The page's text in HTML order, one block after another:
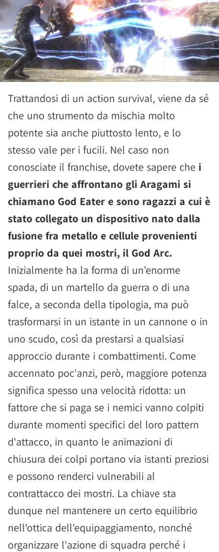
Trattandosi di un action survival, viene da sé
che uno strumento da mischia molto
potente sia anche piuttosto lento, e lo
stesso vale per i fucili. Nel caso non
conosciate il franchise, dovete sapere che i
guerrieri che affrontano gli Aragami si
chiamano God Eater e sono ragazzi a cui è
stato collegato un dispositivo nato dalla
fusione fra metallo e cellule provenienti
proprio da quei mostri, il God Arc.
Inizialmente ha la forma di un'enorme
spada, di un martello da guerra o di una
falce, a seconda della tipologia, ma può
trasformarsi in un istante in un cannone o in
uno scudo, così da prestarsi a qualsiasi
approccio durante i combattimenti. Come
accennato poc'anzi, però, maggiore potenza
significa spesso una velocità ridotta: un
fattore che si paga se i nemici vanno colpiti
durante momenti specifici del loro pattern
d'attacco, in quanto le animazioni di
chiusura dei colpi portano via istanti preziosi
e possono renderci vulnerabili al
contrattacco dei mostri. La chiave sta
dunque nel mantenere un certo equilibrio
nell'ottica dell'equipaggiamento, nonché
organizzare l'azione di squadra perché i